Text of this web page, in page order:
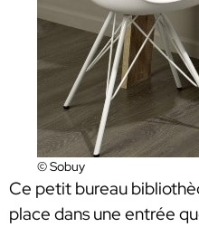
© Sobuy
Ce petit bureau
place dans une entrée